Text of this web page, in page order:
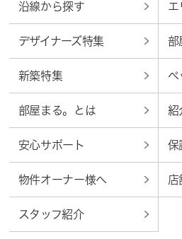
沿線から探す エ
デザイナーズ特集 部
新築特集 ペ
部屋まる。とは 紹
安心サポート 保
物件オーナー様へ 店
スタッフ紹介